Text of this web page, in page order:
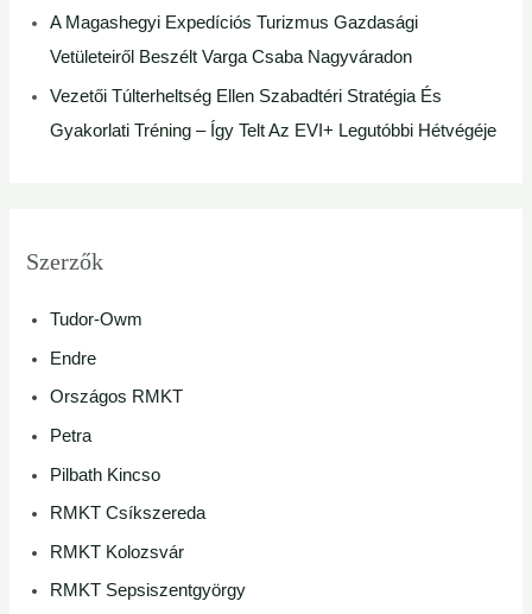
A Magashegyi Expedíciós Turizmus Gazdasági
Vetületeiről Beszélt Varga Csaba Nagyváradon
Vezetői Túlterheltség Ellen Szabadtéri Stratégia És
Gyakorlati Tréning – Így Telt Az EVI+ Legutóbbi Hétvégéje
Szerzők
Tudor-Owm
Endre
Országos RMKT
Petra
Pilbath Kincso
RMKT Csíkszereda
RMKT Kolozsvár
RMKT Sepsiszentgyörgy